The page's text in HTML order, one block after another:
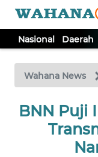
Nasional Daerah
Wahana News
BNN Puji
TV
Tutup
NASIONAL